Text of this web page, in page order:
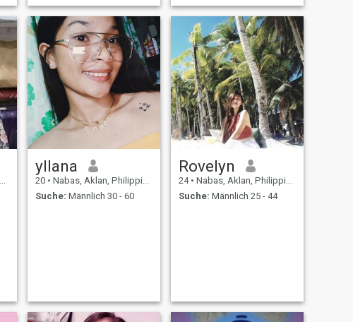
yllana
20 • Nabas, Aklan, Philippinen
Suche: Männlich 30 - 60
Rovelyn
24 • Nabas, Aklan, Philippinen
Suche: Männlich 25 - 44